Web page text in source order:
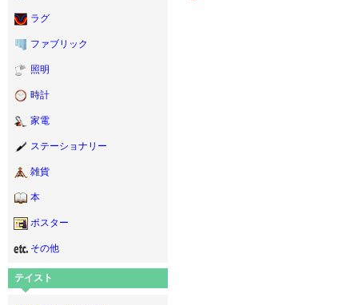
ラグ
ファブリック
照明
時計
家電
ステーショナリー
雑貨
本
ポスター
その他
テイスト